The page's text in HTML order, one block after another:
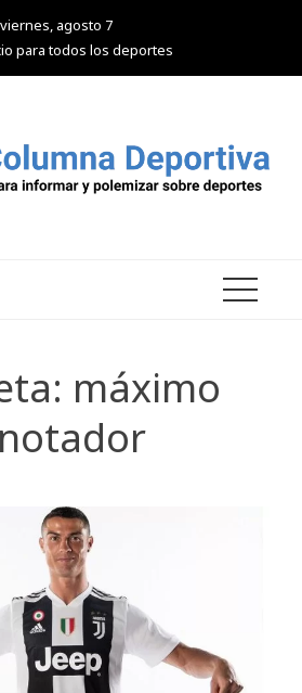
viernes, agosto 7
para todos los deportes
máximo